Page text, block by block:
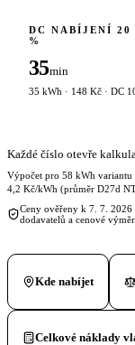
DC NABÍJENÍ
%
35min
35 kWh · 148 Kč · DC
Každé číslo otevře
Výpočet pro 58 kWh variantu
4,2 Kč/kWh (průměr D27d
Ceny ověřeny k 7. 7.
dodavatelů a cenové
Kde nabíjet
Celkové náklady